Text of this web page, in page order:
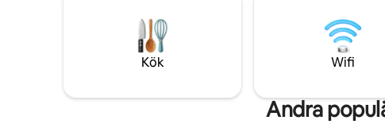
även tvättmaskin/torktumlare på plats.
Kajakuthyrning ingår. Grässpel,
pokerbord, brädspel och mycket mer
finns tillgängligt!
flygplatsen •
shopping och
säkert
LICHMD-
Kök Wifi
Andra